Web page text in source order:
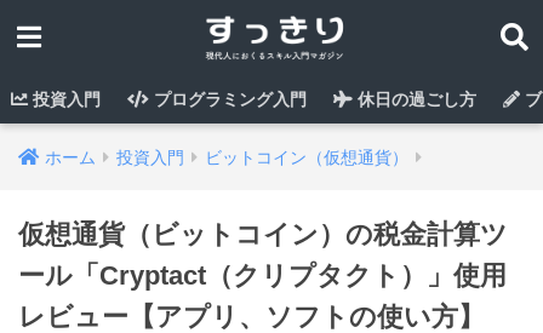
投資入門 プログラミング入門 休日の過ごし方
ホーム 投資入門 ビットコイン（仮想通貨）
仮想通貨（ビットコイン）の税金計算ツ
ール「Cryptact（クリプタクト）」使用
レビュー【アプリ、ソフトの使い方】